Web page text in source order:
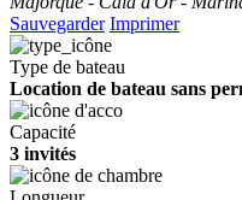
Sauvegarder Imprimer
Type de bateau
Location de bateau sans
Capacité
3 invités